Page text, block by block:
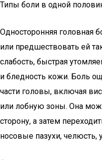
Типы боли в одной
Односторонняя головная
или предшествовать ей
слабость, быстрая
и бледность кожи. Боль
части головы, включая
или лобную зоны. Она
сторону, а затем
носовые пазухи, челюсть,